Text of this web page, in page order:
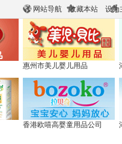
网站导航 收藏本站 设为
惠州市美儿婴儿用品
香港欧嘻高婴童用品公司